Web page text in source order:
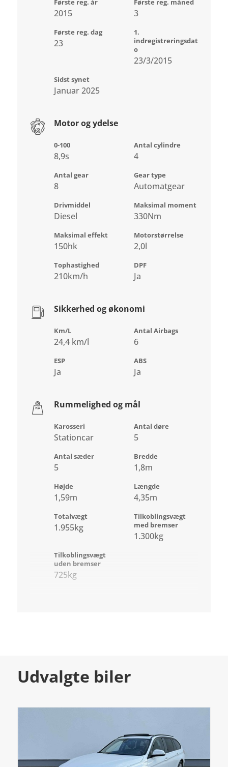
Første reg. år
2015
Første reg. måned
3
Første reg. dag
23
1.
indregistreringsdat
o
23/3/2015
Sidst synet
Januar 2025
Motor og ydelse
0-100
8,9s
Antal cylindre
4
Antal gear
8
Gear type
Automatgear
Drivmiddel
Diesel
Maksimal moment
330Nm
Maksimal effekt
150hk
Motorstørrelse
2,0l
Tophastighed
210km/h
DPF
Ja
Sikkerhed og økonomi
Km/L
24,4 km/l
Antal Airbags
6
ESP
Ja
ABS
Ja
Rummelighed og mål
Karosseri
Stationcar
Antal døre
5
Antal sæder
5
Bredde
1,8m
Højde
1,59m
Længde
4,35m
Totalvægt
1.955kg
Tilkoblingsvægt
med bremser
1.300kg
Tilkoblingsvægt
uden bremser
725kg
Udvalgte biler